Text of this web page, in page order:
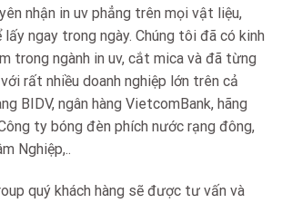
nhận in uv phẳng trên mọi vật liệu,
lấy ngay trong ngày. Chúng tôi đã có kinh
trong ngành in uv, cắt mica và đã từng
rất nhiều doanh nghiệp lớn trên cả
BIDV, ngân hàng VietcomBank, hãng
ty bóng đèn phích nước rạng đông,
Nghiệp,..
quý khách hàng sẽ được tư vấn và